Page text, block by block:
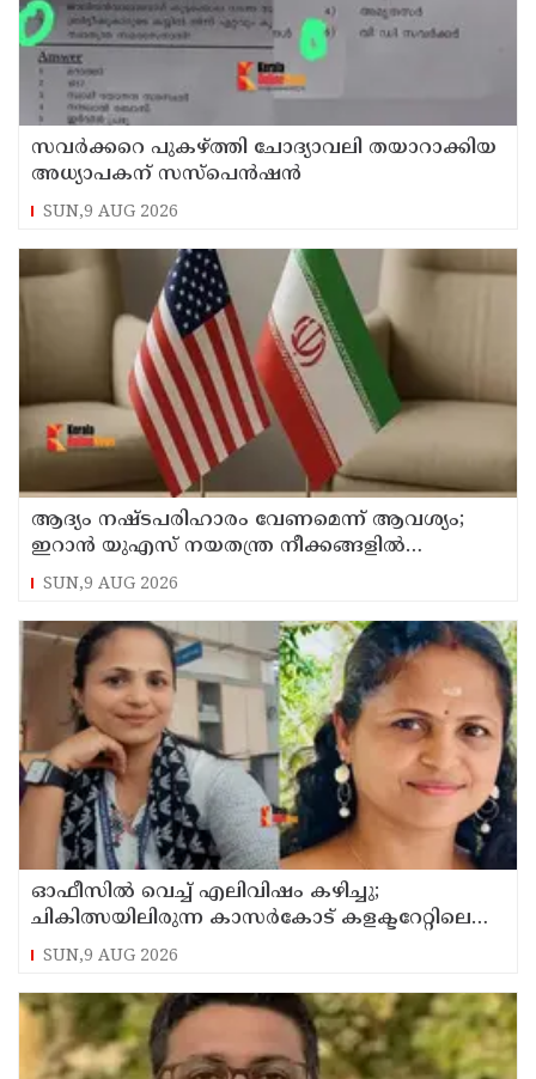
സവര്‍ക്കറെ പുകഴ്ത്തി ചോദ്യാവലി തയാറാക്കിയ
അധ്യാപകന് സസ്‌പെന്‍ഷന്‍
SUN,9 AUG 2026
ആദ്യം നഷ്ടപരിഹാരം വേണമെന്ന് ആവശ്യം;
ഇറാന്‍ യുഎസ് നയതന്ത്ര നീക്കങ്ങളില്‍
അനിശ്ചിതത്വം
SUN,9 AUG 2026
ഓഫീസില്‍ വെച്ച് എലിവിഷം കഴിച്ചു;
ചികിത്സയിലിരുന്ന കാസര്‍കോട് കളക്ടറേറ്റിലെ
സീനിയര്‍ ക്ലര്‍ക്ക് മരിച്ചു
SUN,9 AUG 2026